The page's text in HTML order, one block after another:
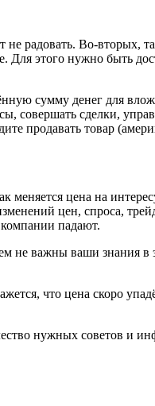
радовать. Во-вторых,
Для этого нужно быть
сумму денег для
совершать сделки,
продавать товар
меняется цена на
цен, спроса,
падают.
не важны ваши знания в
что цена скоро
нужных советов и